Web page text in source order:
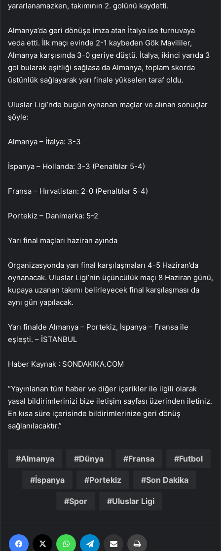
yararlanamazken, takımının 2. golünü kaydetti.
Almanya’da geri dönüşe imza atan İtalya ise turnuvaya
veda etti. İlk maçı evinde 2-1 kaybeden Gök Mavililer,
Almanya karşısında 3-0 geriye düştü. İtalya, ikinci yarıda 3
gol bularak eşitliği sağlasa da Almanya, toplam skorda
üstünlük sağlayarak yarı finale yükselen taraf oldu.
Uluslar Ligi’nde bugün oynanan maçlar ve alınan sonuçlar
şöyle:
Almanya – İtalya: 3-3
İspanya – Hollanda: 3-3 (Penaltılar 5-4)
Fransa – Hırvatistan: 2-0 (Penaltılar 5-4)
Portekiz – Danimarka: 5-2
Yarı final maçları haziran ayında
Organizasyonda yarı final karşılaşmaları 4-5 Haziran’da
oynanacak. Uluslar Ligi’nin üçüncülük maçı 8 Haziran günü,
kupaya uzanan takımı belirleyecek final karşılaşması da
aynı gün yapılacak.
Yarı finalde Almanya – Portekiz, İspanya – Fransa ile
eşleşti. – İSTANBUL
Haber Kaynak : SONDAKIKA.COM
“Yayınlanan tüm haber ve diğer içerikler ile ilgili olarak
yasal bildirimlerinizi bize iletişim sayfası üzerinden iletiniz.
En kısa süre içerisinde bildirimlerinize geri dönüş
sağlanılacaktır.”
Almanya Dünya Fransa Futbol
İspanya Portekiz Son Dakika
Spor Uluslar Ligi
Facebook WhatsApp Email'den paylaş